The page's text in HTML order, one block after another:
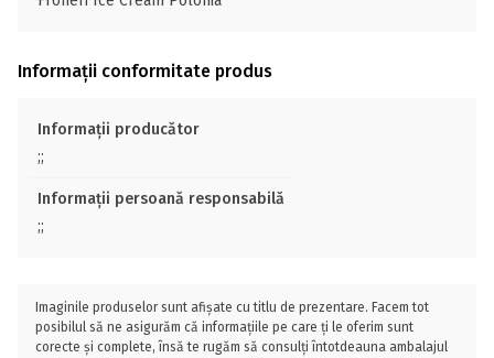
Informații conformitate produs
Informații producător
;;
Informații persoană responsabilă
;;
Imaginile produselor sunt afișate cu titlu de prezentare. Facem tot
posibilul să ne asigurăm că informațiile pe care ți le oferim sunt
corecte și complete, însă te rugăm să consulți întotdeauna ambalajul